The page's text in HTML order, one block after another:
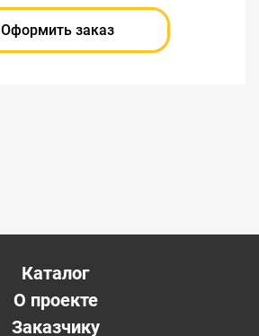
Оформить заказ
Каталог
О проекте
Заказчику